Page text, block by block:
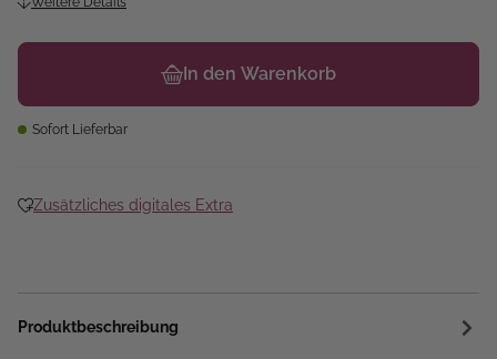
In den Warenkorb
Sofort Lieferbar
Zusätzliches digitales Extra
Produktbeschreibung